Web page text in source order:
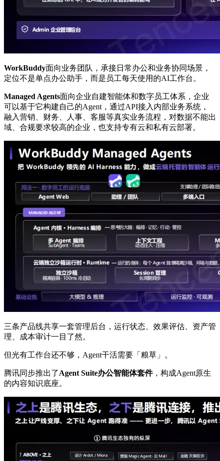
WorkBuddy面向业务团队，承接日常办公和业务协同场景，
定位不是单点办公助手，而是员工每天使用的AI工作台。
Managed Agents面向企业自建智能体和数字员工体系，企业
可以基于它构建自己的Agent，通过API接入内部业务系统，
融入营销、财务、人事、客服等真实业务流程，对数据不能出
域、合规要求较高的企业，也支持专有云和私有云部署。
三条产品线共享一套管理后台，运行状态、效果评估、资产管
理、成本审计一目了然。
但光有工作台还不够，Agent干活需要「粮草」。
腾讯同步推出了Agent Suite办公智能体套件，构成Agent原生
的内容知识底座。